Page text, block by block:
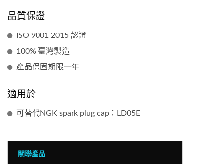
品質保證
ISO 9001 2015 認證
100% 臺灣製造
產品保固期限一年
適用於
可替代NGK spark plug cap：LD05E
關聯產品